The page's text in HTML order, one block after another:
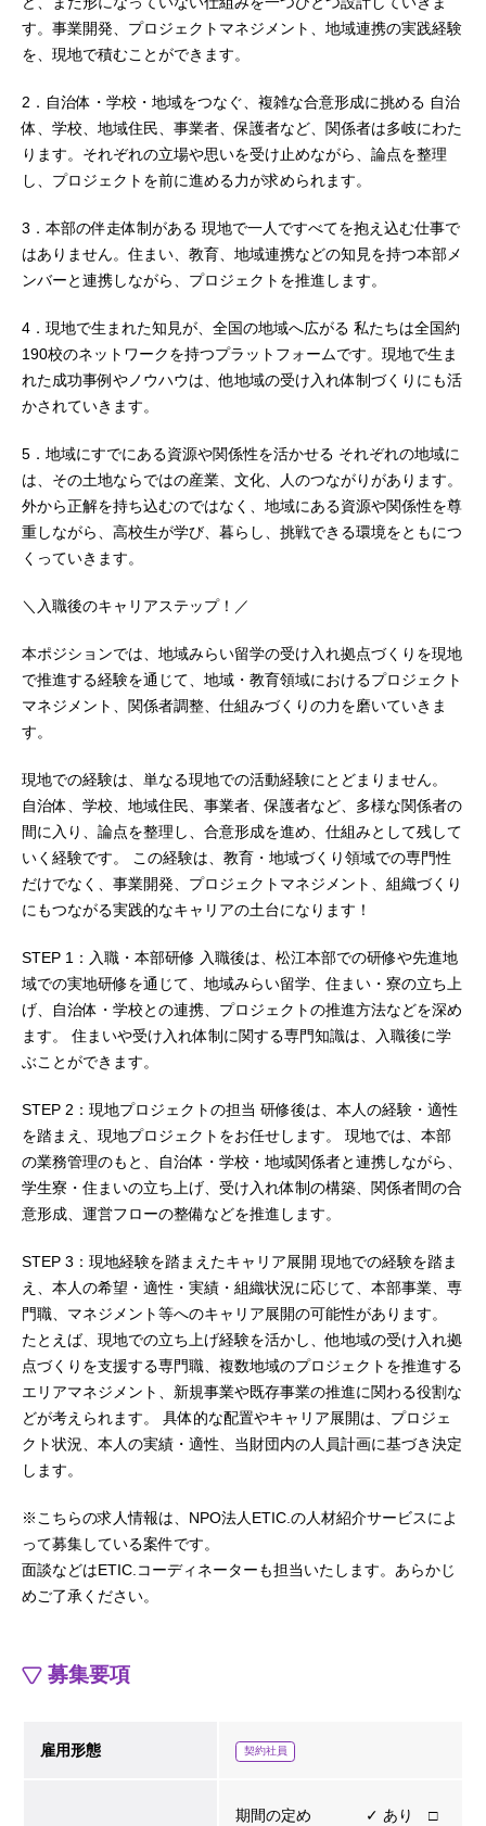
す。事業開発、プロジェクトマネジメント、地域連携の実践経験
を、現地で積むことができます。
2．自治体・学校・地域をつなぐ、複雑な合意形成に挑める 自治
体、学校、地域住民、事業者、保護者など、関係者は多岐にわた
ります。それぞれの立場や思いを受け止めながら、論点を整理
し、プロジェクトを前に進める力が求められます。
3．本部の伴走体制がある 現地で一人ですべてを抱え込む仕事で
はありません。住まい、教育、地域連携などの知見を持つ本部メ
ンバーと連携しながら、プロジェクトを推進します。
4．現地で生まれた知見が、全国の地域へ広がる 私たちは全国約
190校のネットワークを持つプラットフォームです。現地で生ま
れた成功事例やノウハウは、他地域の受け入れ体制づくりにも活
かされていきます。
5．地域にすでにある資源や関係性を活かせる それぞれの地域に
は、その土地ならではの産業、文化、人のつながりがあります。
外から正解を持ち込むのではなく、地域にある資源や関係性を尊
重しながら、高校生が学び、暮らし、挑戦できる環境をともにつ
くっていきます。
＼入職後のキャリアステップ！／
本ポジションでは、地域みらい留学の受け入れ拠点づくりを現地
で推進する経験を通じて、地域・教育領域におけるプロジェクト
マネジメント、関係者調整、仕組みづくりの力を磨いていきま
す。
現地での経験は、単なる現地での活動経験にとどまりません。
自治体、学校、地域住民、事業者、保護者など、多様な関係者の
間に入り、論点を整理し、合意形成を進め、仕組みとして残して
いく経験です。 この経験は、教育・地域づくり領域での専門性
だけでなく、事業開発、プロジェクトマネジメント、組織づくり
にもつながる実践的なキャリアの土台になります！
STEP 1：入職・本部研修 入職後は、松江本部での研修や先進地
域での実地研修を通じて、地域みらい留学、住まい・寮の立ち上
げ、自治体・学校との連携、プロジェクトの推進方法などを深め
ます。 住まいや受け入れ体制に関する専門知識は、入職後に学
ぶことができます。
STEP 2：現地プロジェクトの担当 研修後は、本人の経験・適性
を踏まえ、現地プロジェクトをお任せします。 現地では、本部
の業務管理のもと、自治体・学校・地域関係者と連携しながら、
学生寮・住まいの立ち上げ、受け入れ体制の構築、関係者間の合
意形成、運営フローの整備などを推進します。
STEP 3：現地経験を踏まえたキャリア展開 現地での経験を踏ま
え、本人の希望・適性・実績・組織状況に応じて、本部事業、専
門職、マネジメント等へのキャリア展開の可能性があります。
たとえば、現地での立ち上げ経験を活かし、他地域の受け入れ拠
点づくりを支援する専門職、複数地域のプロジェクトを推進する
エリアマネジメント、新規事業や既存事業の推進に関わる役割な
どが考えられます。 具体的な配置やキャリア展開は、プロジェ
クト状況、本人の実績・適性、当財団内の人員計画に基づき決定
します。
※こちらの求人情報は、NPO法人ETIC.の人材紹介サービスによ
って募集している案件です。
面談などはETIC.コーディネーターも担当いたします。あらかじ
めご了承ください。
募集要項
雇用形態 契約社員
期間の定め
✓ あり □